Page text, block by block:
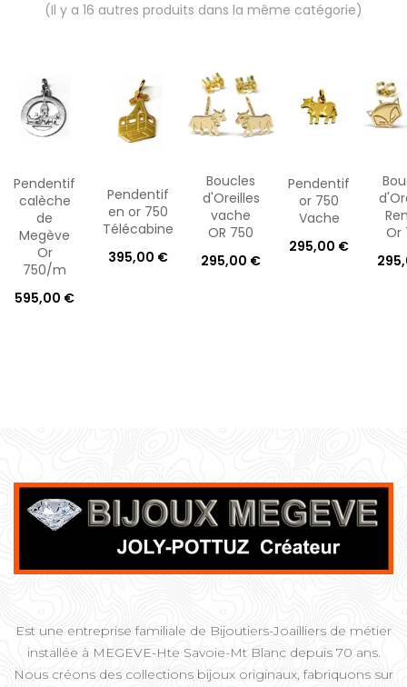
(Il y a 16 autres produits dans la même catégorie)
Pendentif
calèche
de
Megève
Or
750/m
595,00 €
Pendentif
en or 750
Télécabine
395,00 €
Boucles
d'Oreilles
vache
OR 750
295,00 €
Pendentif
or 750
Vache
295,00 €
Or
Est une entreprise familiale de Bijoutiers-Joailliers de métier
installée à MEGEVE-Hte Savoie-Mt Blanc depuis 70 ans.
Nous créons des collections bijoux originaux, fabriquons sur